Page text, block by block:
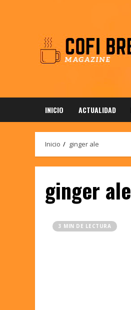
INICIO ACTUALIDAD
Inicio ginger ale
ginger ale
3 MIN DE LECTURA